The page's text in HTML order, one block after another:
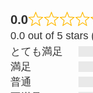
0.0
R
0.0 out of 5 stars
とても満足
満足
普通